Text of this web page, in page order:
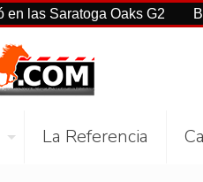
Oaks G2 Bottas,
La Referencia